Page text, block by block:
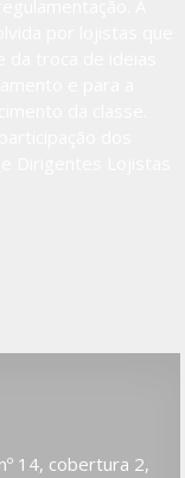
14, cobertura 2,